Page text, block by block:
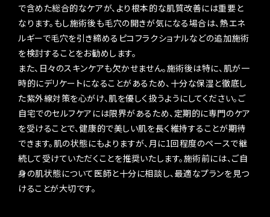
で含めた総合的なケアが、より根本的な肌質改善には重要と
なります。もし施術後も毛穴の開きが気になる場合は、熱エネ
ルギーで毛穴を引き締めるピコフラクショナルなどの追加施術
を検討することをお勧めします。
また、日々のスキンケアも欠かせません。施術後は特に、肌が一
時的にデリケートになることがあるため、十分な保湿と徹底し
た紫外線対策を心がけ、肌を優しく扱うようにしてください。ご
自宅でのセルフケアには限界があるため、定期的に専門のケア
を受けることで、健康的で美しい肌を長く維持することが期待
できます。肌の状態にもよりますが、月に1回程度のペースで継
続して受けていただくことを推奨いたします。施術前には、ご自
身の肌状態について医師と十分に相談し、最適なプランを見つ
けることが大切です。